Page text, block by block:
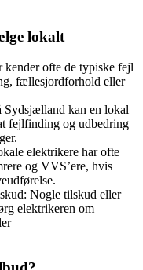
lokalt
ofte de typiske fejl
fællesjordforhold eller
Sydsjælland kan en lokal
fejlfinding og udbedring
elektrikere har ofte
og VVS’ere, hvis
Nogle tilskud eller
elektrikeren om